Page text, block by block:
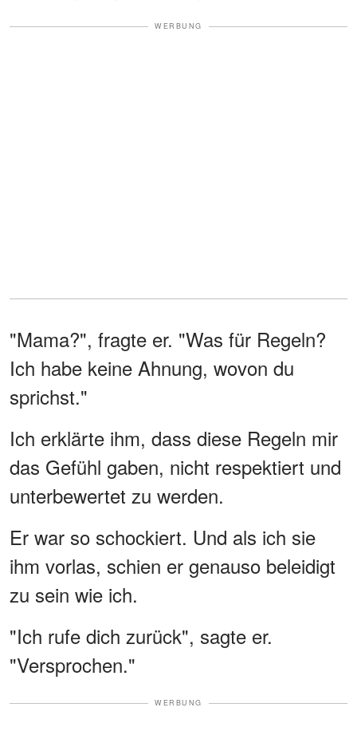
WERBUNG
"Mama?", fragte er. "Was für Regeln?
Ich habe keine Ahnung, wovon du
sprichst."
Ich erklärte ihm, dass diese Regeln mir
das Gefühl gaben, nicht respektiert und
unterbewertet zu werden.
Er war so schockiert. Und als ich sie
ihm vorlas, schien er genauso beleidigt
zu sein wie ich.
"Ich rufe dich zurück", sagte er.
"Versprochen."
WERBUNG